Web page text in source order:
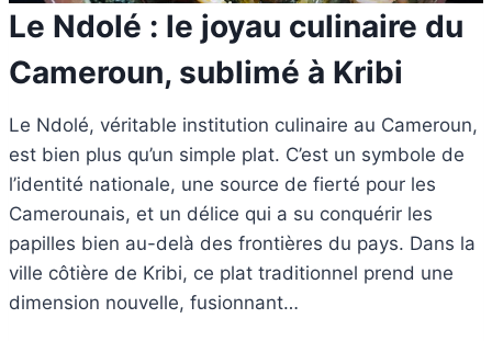
Le Ndolé : le joyau culinaire du
Cameroun, sublimé à Kribi
Le Ndolé, véritable institution culinaire au Cameroun,
est bien plus qu’un simple plat. C’est un symbole de
l’identité nationale, une source de fierté pour les
Camerounais, et un délice qui a su conquérir les
papilles bien au-delà des frontières du pays. Dans la
ville côtière de Kribi, ce plat traditionnel prend une
dimension nouvelle, fusionnant…